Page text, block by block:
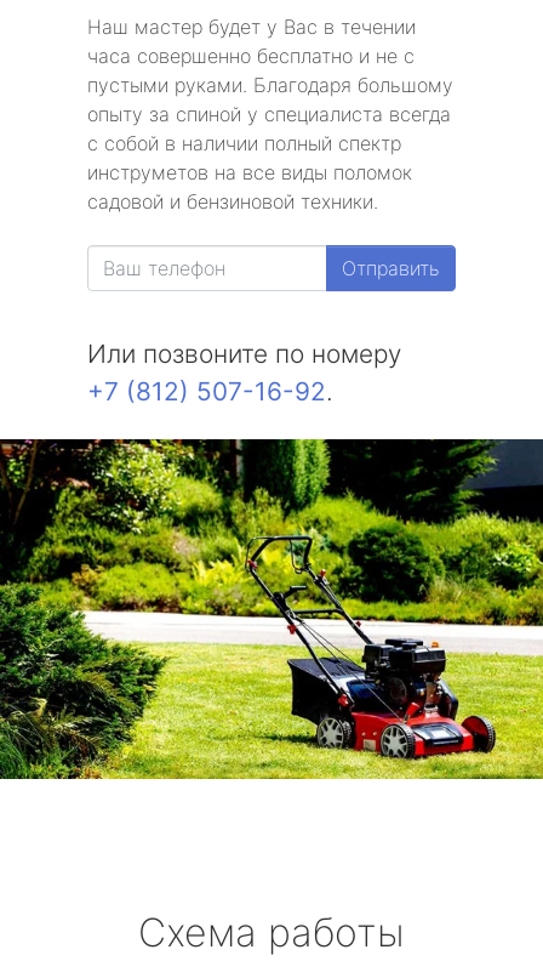
Наш мастер будет у Вас в течении
часа совершенно бесплатно и не с
пустыми руками. Благодаря большому
опыту за спиной у специалиста всегда
с собой в наличии полный спектр
инструметов на все виды поломок
садовой и бензиновой техники.
Отправить
Или позвоните по номеру
+7 (812) 507-16-92.
Схема работы